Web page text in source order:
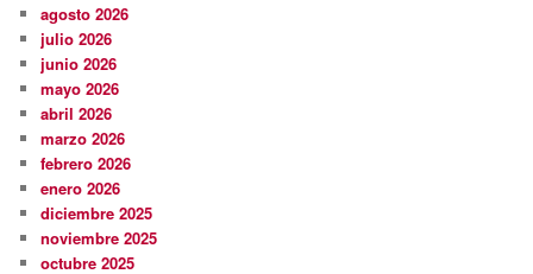
agosto 2026
julio 2026
junio 2026
mayo 2026
abril 2026
marzo 2026
febrero 2026
enero 2026
diciembre 2025
noviembre 2025
octubre 2025